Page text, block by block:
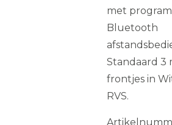
met
Bluetooth
Standaard 3
frontjes in
RVS.